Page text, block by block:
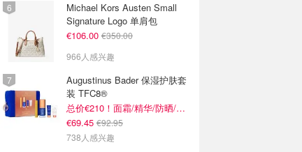
Michael Kors Austen Small
Signature Logo 单肩包
€106.00 €350.00
966人感兴趣
Augustinus Bader 保湿护肤套
装 TFC8®
总价€210！面霜/精华/防晒/面膜
€69.45 €92.95
738人感兴趣